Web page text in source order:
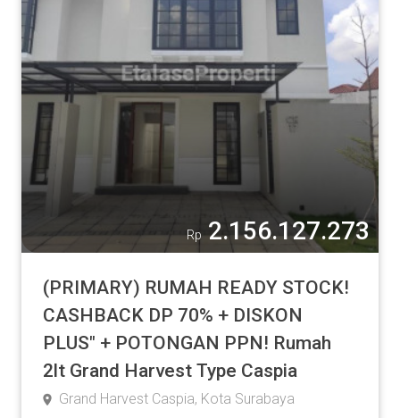
Rp 2.156.127.273
(PRIMARY) RUMAH READY STOCK!
CASHBACK DP 70% + DISKON
PLUS" + POTONGAN PPN! Rumah
2lt Grand Harvest Type Caspia
Grand Harvest Caspia, Kota Surabaya